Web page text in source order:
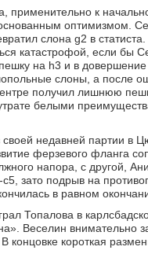
применительно к
оптимизмом.
слона g2 в
катастрофой, если бы
на h3 и в
слоны, а после
получил лишнюю
белыми
недавней партии
ферзевого фланга
напора, с другой,
с5, зато подрыв на
в равном
Топалова в
Веселин внимательно
концовке короткая